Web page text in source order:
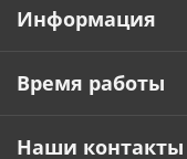
Информация
Время работы
Наши контакты